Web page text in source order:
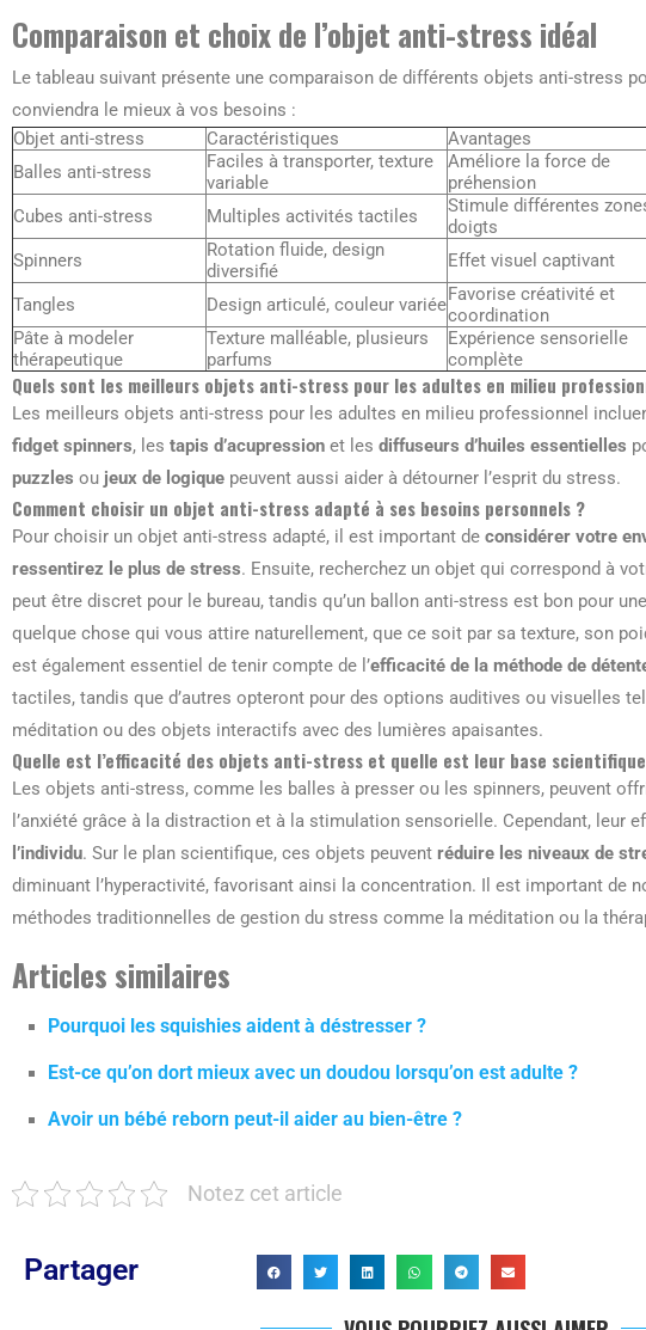
Comparaison et choix de l’objet anti-stress idéal
Le tableau suivant présente une comparaison de différents objets anti-stress
conviendra le mieux à vos besoins :
Objet anti-stress
Caractéristiques Avantages
Balles anti-stress
Faciles à transporter, texture
variable
Améliore la force de
préhension
Cubes anti-stress Multiples activités tactiles
Stimule différentes
doigts
Spinners
Rotation fluide, design
diversifié
Effet visuel captivant
Tangles
Design articulé, couleur variéeFavorise créativité et
coordination
Pâte à modeler
thérapeutique
Texture malléable, plusieurs
parfums
Expérience sensorielle
complète
Quels sont les meilleurs objets anti-stress pour les adultes en milieu
Les meilleurs objets anti-stress pour les adultes en milieu professionnel
fidget spinners, les tapis d’acupression et les diffuseurs d’huiles essentielles
puzzles ou jeux de logique peuvent aussi aider à détourner l’esprit du stress.
Comment choisir un objet anti-stress adapté à ses besoins personnels ?
Pour choisir un objet anti-stress adapté, il est important de considérer votre
ressentirez le plus de stress. Ensuite, recherchez un objet qui correspond à
peut être discret pour le bureau, tandis qu’un ballon anti-stress est bon pour
quelque chose qui vous attire naturellement, que ce soit par sa texture, son
est également essentiel de tenir compte de l’efficacité de la méthode de
tactiles, tandis que d’autres opteront pour des options auditives ou visuelles
méditation ou des objets interactifs avec des lumières apaisantes.
Quelle est l’efficacité des objets anti-stress et quelle est leur base
Les objets anti-stress, comme les balles à presser ou les spinners, peuvent
l’anxiété grâce à la distraction et à la stimulation sensorielle. Cependant, leur
l’individu. Sur le plan scientifique, ces objets peuvent réduire les niveaux de
diminuant l’hyperactivité, favorisant ainsi la concentration. Il est important de
méthodes traditionnelles de gestion du stress comme la méditation ou la
Articles similaires
Pourquoi les squishies aident à déstresser ?
Est-ce qu’on dort mieux avec un doudou lorsqu’on est adulte ?
Avoir un bébé reborn peut-il aider au bien-être ?
Notez cet article
Partager